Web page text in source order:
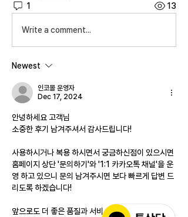
1 13
Write a comment...
Newest
인코몰 운영자
Dec 17, 2024
안녕하세요 고객님
소중한 후기 남겨주셔서 감사드립니다!
사용하시거나 복용 하시면서 궁금하신점이 있으시면
홈페이지 상단 '문의하기'와 '1:1 카카오톡 채널'을 운
영 하고 있으니 문의 남겨주시면 보다 빠르게 답변 드
리도록 하겠습니다!
앞으로도 더 좋은 품질과 서비스를 제공하기 위해 노